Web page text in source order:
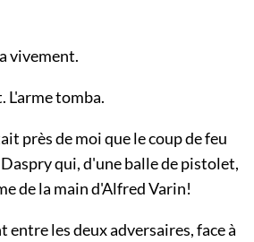
vivement.
L'arme tomba.
près de moi que le coup de feu
qui, d'une balle de pistolet,
de la main d'Alfred Varin!
entre les deux adversaires, face à